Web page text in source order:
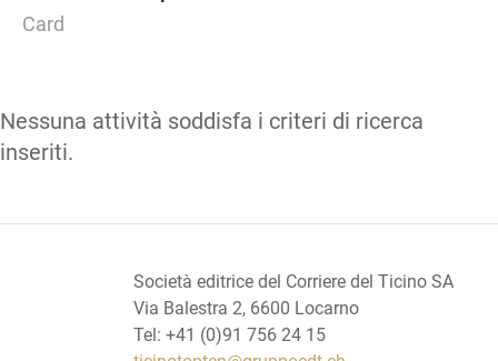
Card
Nessuna attività soddisfa i criteri di ricerca
inseriti.
Società editrice del Corriere del Ticino SA
Via Balestra 2, 6600 Locarno
Tel: +41 (0)91 756 24 15